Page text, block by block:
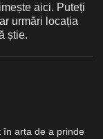
aici. Puteți
urmări locația
știe.
în arta de a prinde